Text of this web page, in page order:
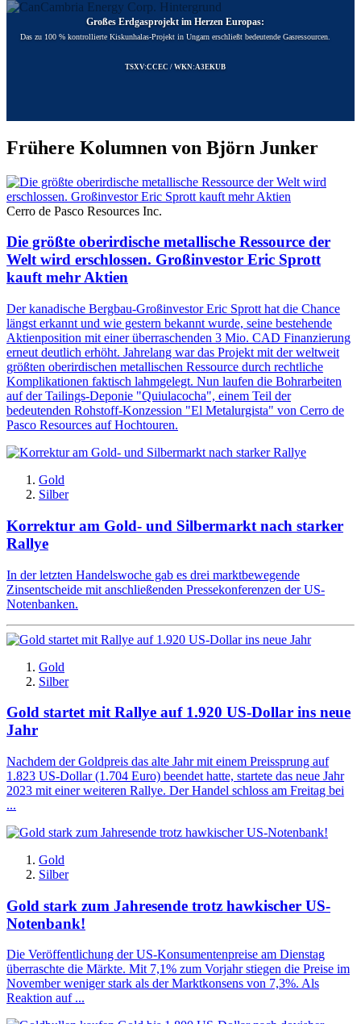
Großes Erdgasprojekt im Herzen Europas:
Das zu 100 % kontrollierte Kiskunhalas-Projekt in Ungarn erschließt bedeutende Gasressourcen.
TSXV:CCEC / WKN:A3EKUB
Frühere Kolumnen von Björn Junker
Cerro de Pasco Resources Inc.
Die größte oberirdische metallische Ressource der
Welt wird erschlossen. Großinvestor Eric Sprott
kauft mehr Aktien
Der kanadische Bergbau-Großinvestor Eric Sprott hat die Chance
längst erkannt und wie gestern bekannt wurde, seine bestehende
Aktienposition mit einer überraschenden 3 Mio. CAD Finanzierung
erneut deutlich erhöht. Jahrelang war das Projekt mit der weltweit
größten oberirdischen metallischen Ressource durch rechtliche
Komplikationen faktisch lahmgelegt. Nun laufen die Bohrarbeiten
auf der Tailings-Deponie "Quiulacocha", einem Teil der
bedeutenden Rohstoff-Konzession "El Metalurgista" von Cerro de
Pasco Resources auf Hochtouren.
Gold
Silber
Korrektur am Gold- und Silbermarkt nach starker
Rallye
In der letzten Handelswoche gab es drei marktbewegende
Zinsentscheide mit anschließenden Pressekonferenzen der US-
Notenbanken.
Gold
Silber
Gold startet mit Rallye auf 1.920 US-Dollar ins neue
Jahr
Nachdem der Goldpreis das alte Jahr mit einem Preissprung auf
1.823 US-Dollar (1.704 Euro) beendet hatte, startete das neue Jahr
2023 mit einer weiteren Rallye. Der Handel schloss am Freitag bei
...
Gold
Silber
Gold stark zum Jahresende trotz hawkischer US-
Notenbank!
Die Veröffentlichung der US-Konsumentenpreise am Dienstag
überraschte die Märkte. Mit 7,1% zum Vorjahr stiegen die Preise im
November weniger stark als der Marktkonsens von 7,3%. Als
Reaktion auf ...